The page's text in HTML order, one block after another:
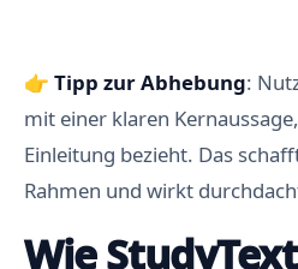
👉 Tipp zur Abhebung:
mit einer klaren
Einleitung bezieht. Das
Rahmen und wirkt
Wie